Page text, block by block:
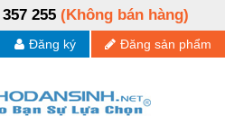
255 (Không bán hàng)
Đăng sản phẩm
Đăng ký